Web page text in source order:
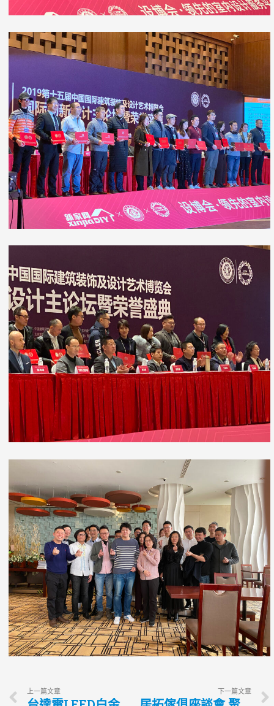
上一篇文章 下一篇文章